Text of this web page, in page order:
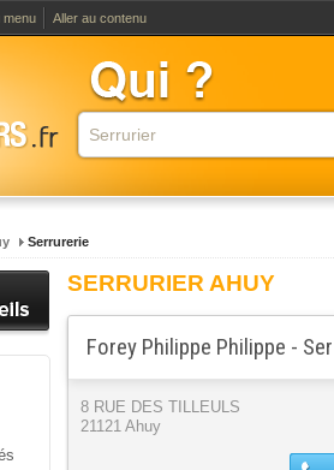
menu Aller au contenu
Serrurerie
SERRURIER AHUY
Forey Philippe Philippe -
8 RUE DES TILLEULS
21121 Ahuy